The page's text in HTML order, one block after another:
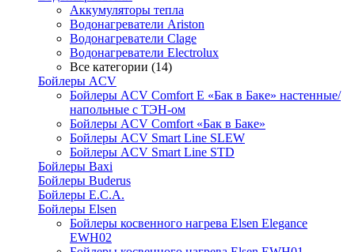
Аккумуляторы тепла
Водонагреватели Ariston
Водонагреватели Clage
Водонагреватели Electrolux
Все категории (14)
Бойлеры ACV
Бойлеры ACV Comfort E «Бак в Баке» настенные/
напольные c ТЭН-ом
Бойлеры ACV Comfort «Бак в Баке»
Бойлеры ACV Smart Line SLEW
Бойлеры ACV Smart Line STD
Бойлеры Baxi
Бойлеры Buderus
Бойлеры E.C.A.
Бойлеры Elsen
Бойлеры косвенного нагрева Elsen Elegance
EWH02